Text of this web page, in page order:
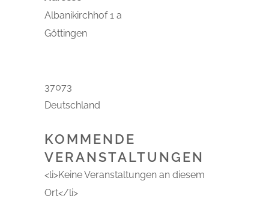
Albanikirchhof 1 a
Göttingen
37073
Deutschland
KOMMENDE
VERANSTALTUNGEN
<li>Keine Veranstaltungen an diesem
Ort</li>